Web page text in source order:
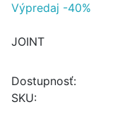
Výpredaj -40%
JOINT
Dostupnosť:
SKU: